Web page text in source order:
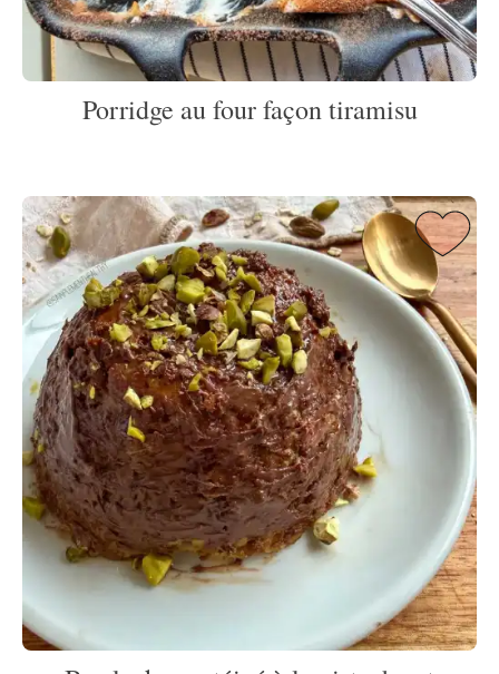
Porridge au four façon tiramisu